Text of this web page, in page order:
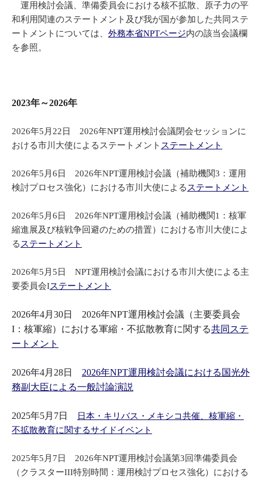
運用検討会議、準備委員会における核不拡散、原子力の平
和利用関連のステートメント及び我が国が参加した共同ステ
ートメントについては、 外務本省NPTページ内の該当会議欄
を参照。
2023年～2026年
2026年5月22日 2026年NPT運用検討会議閉会セッションに
おける市川大使によるステートメント ステートメント
2026年5月6日 2026年NPT運用検討会議（補助機関3：運用
検討プロセス強化）における市川大使による ステートメント
2026年5月6日 2026年NPT運用検討会議（補助機関1：核軍
縮進展及び核戦争回避のための措置）における市川大使によ
る ステートメント
2026年5月5日 NPT運用検討会議における市川大使による主
要委員会Iステートメント
2026年4月30日 2026年NPT運用検討会議（主要委員会
I：核軍縮）における軍縮・不拡散教育に関する共同ステ
ートメント
2026年4月28日 2026年NPT運用検討会議における国光外
務副大臣による一般討論演説
2025年5月7日
日本・キリバス・メキシコ共催、核軍縮・
不拡散教育に関するサイドイベント
2025年5月7日 2026年NPT運用検討会議第3回準備委員会
（クラスターIII特別時間：運用検討プロセス強化）における